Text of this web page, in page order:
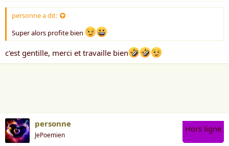
personne a dit:
Super alors profite bien
c'est gentille, merci et travaille bien
personne
JePoemien
Hors ligne